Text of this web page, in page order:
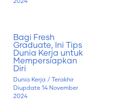
2024
Bagi Fresh
Graduate, Ini Tips
Dunia Kerja untuk
Mempersiapkan
Diri
Dunia Kerja / Terakhir
Diupdate14 November
2024